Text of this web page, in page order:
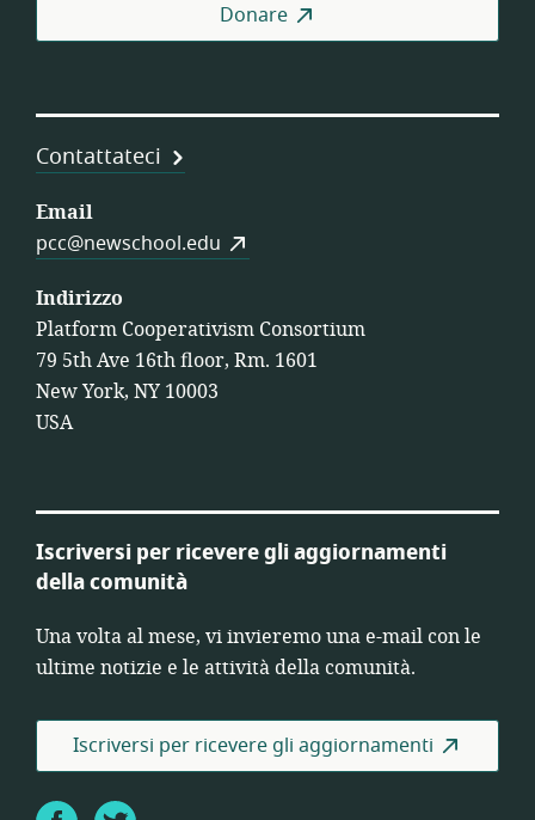
Donare
Contattateci
Email
pcc@newschool.edu
Indirizzo
Platform Cooperativism Consortium
79 5th Ave 16th floor, Rm. 1601
New York, NY 10003
USA
Iscriversi per ricevere gli aggiornamenti
della comunità
Una volta al mese, vi invieremo una e-mail con le
ultime notizie e le attività della comunità.
Iscriversi per ricevere gli aggiornamenti
FacebookTwitter